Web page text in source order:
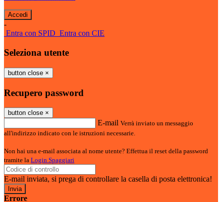
-
Entra con SPID Entra con CIE
Seleziona utente
button close ×
Recupero password
button close ×
E-mail Verrà inviato un messaggio
all'indirizzo indicato con le istruzioni necessarie.
Non hai una e-mail associata al nome utente? Effettua il reset della password
tramite la Login Spaggiari
E-mail inviata, si prega di controllare la casella di posta elettronica!
Errore